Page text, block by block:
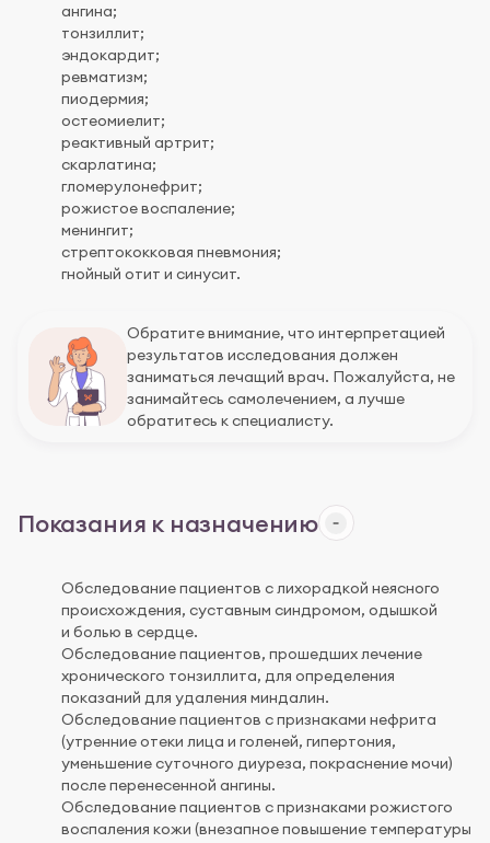
ангина;
тонзиллит;
эндокардит;
ревматизм;
пиодермия;
остеомиелит;
реактивный артрит;
скарлатина;
гломерулонефрит;
рожистое воспаление;
менингит;
стрептококковая пневмония;
гнойный отит и синусит.
Обратите внимание, что интерпретацией
результатов исследования должен
заниматься лечащий врач. Пожалуйста, не
занимайтесь самолечением, а лучше
обратитесь к специалисту.
Показания к назначению
Обследование пациентов с лихорадкой неясного
происхождения, суставным синдромом, одышкой
и болью в сердце.
Обследование пациентов, прошедших лечение
хронического тонзиллита, для определения
показаний для удаления миндалин.
Обследование пациентов с признаками нефрита
(утренние отеки лица и голеней, гипертония,
уменьшение суточного диуреза, покраснение мочи)
после перенесенной ангины.
Обследование пациентов с признаками рожистого
воспаления кожи (внезапное повышение температуры